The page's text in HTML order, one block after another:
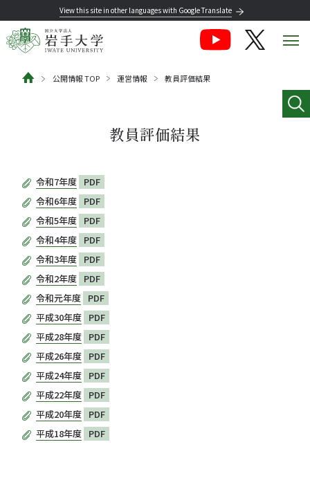
View this site in other languages with Google Translate
公開情報 TOP 運営情報 教員評価結果
教員評価結果
令和7年度
PDF
令和6年度
PDF
令和5年度
PDF
令和4年度
PDF
令和3年度
PDF
令和2年度
PDF
令和元年度
PDF
平成30年度
PDF
平成28年度
PDF
平成26年度
PDF
平成24年度
PDF
平成22年度
PDF
平成20年度
PDF
平成18年度
PDF